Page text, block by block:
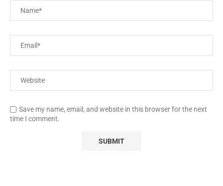
Save my name, email, and website in this browser for the next
time I comment.